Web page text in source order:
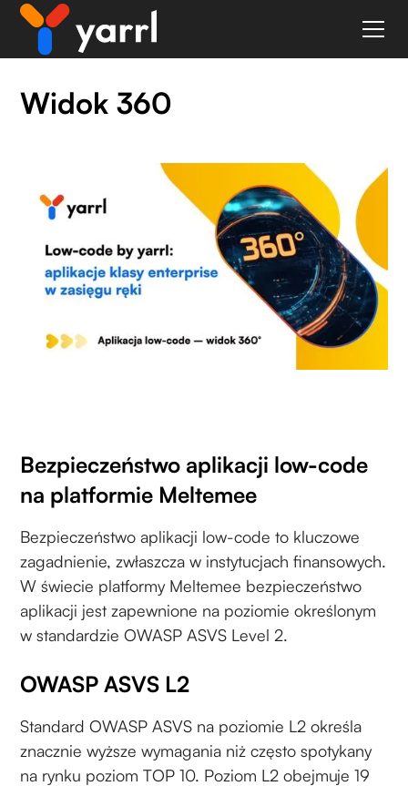
Widok 360
Bezpieczeństwo aplikacji low-code
na platformie Meltemee
Bezpieczeństwo aplikacji low-code to kluczowe
zagadnienie, zwłaszcza w instytucjach finansowych.
W świecie platformy Meltemee bezpieczeństwo
aplikacji jest zapewnione na poziomie określonym
w standardzie OWASP ASVS Level 2.
OWASP ASVS L2
Standard OWASP ASVS na poziomie L2 określa
znacznie wyższe wymagania niż często spotykany
na rynku poziom TOP 10. Poziom L2 obejmuje 19